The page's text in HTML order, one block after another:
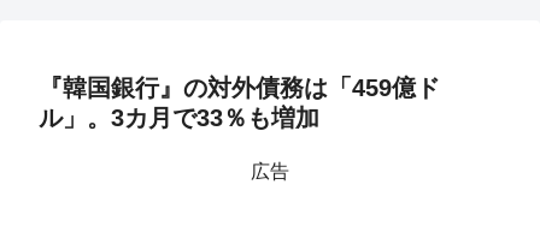
『韓国銀行』の対外債務は「459億ド
ル」。3カ月で33％も増加
広告